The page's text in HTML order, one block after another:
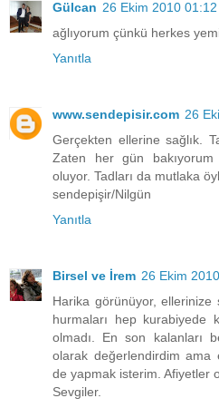
Gülcan 26 Ekim 2010 01:12
ağlıyorum çünkü herkes
Yanıtla
www.sendepisir.com 26
Gerçekten ellerine sağlık.
Zaten her gün
oluyor. Tadları da mutlaka
sendepişir/Nilgün
Yanıtla
Birsel ve İrem 26 Ekim
Harika görünüyor, ellerinize
hurmaları hep kurabiyede
olmadı. En son kalanları
olarak değerlendirdim ama
de yapmak isterim. Afiyetler
Sevgiler.